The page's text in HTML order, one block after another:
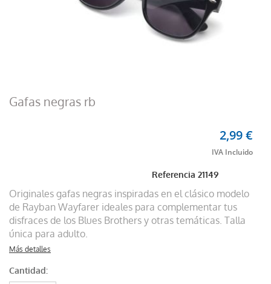
Gafas negras rb
Referencia21149
2,99 €
Originales gafas negras inspiradas en el clásico modelo
de Rayban Wayfarer ideales para complementar tus
disfraces de los Blues Brothers y otras temáticas. Talla
única para adulto.
Más detalles
Cantidad: